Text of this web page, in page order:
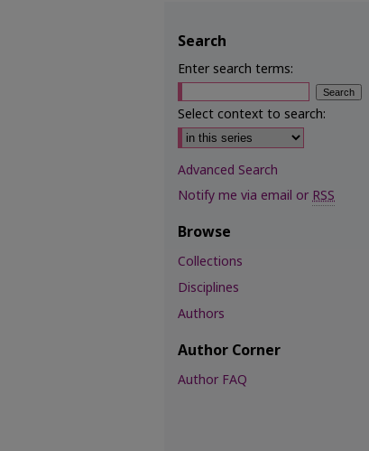
Search
Enter search terms:
Select context to search:
Advanced Search
Notify me via email orRSS
Browse
Collections
Disciplines
Authors
Author Corner
Author FAQ